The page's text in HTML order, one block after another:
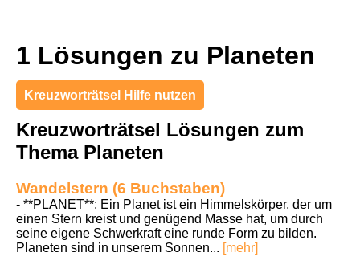
1 Lösungen zu Planeten
Kreuzworträtsel Hilfe nutzen
Kreuzworträtsel Lösungen zum
Thema Planeten
Wandelstern (6 Buchstaben)
- **PLANET**: Ein Planet ist ein Himmelskörper, der um
einen Stern kreist und genügend Masse hat, um durch
seine eigene Schwerkraft eine runde Form zu bilden.
Planeten sind in unserem Sonnen... [mehr]